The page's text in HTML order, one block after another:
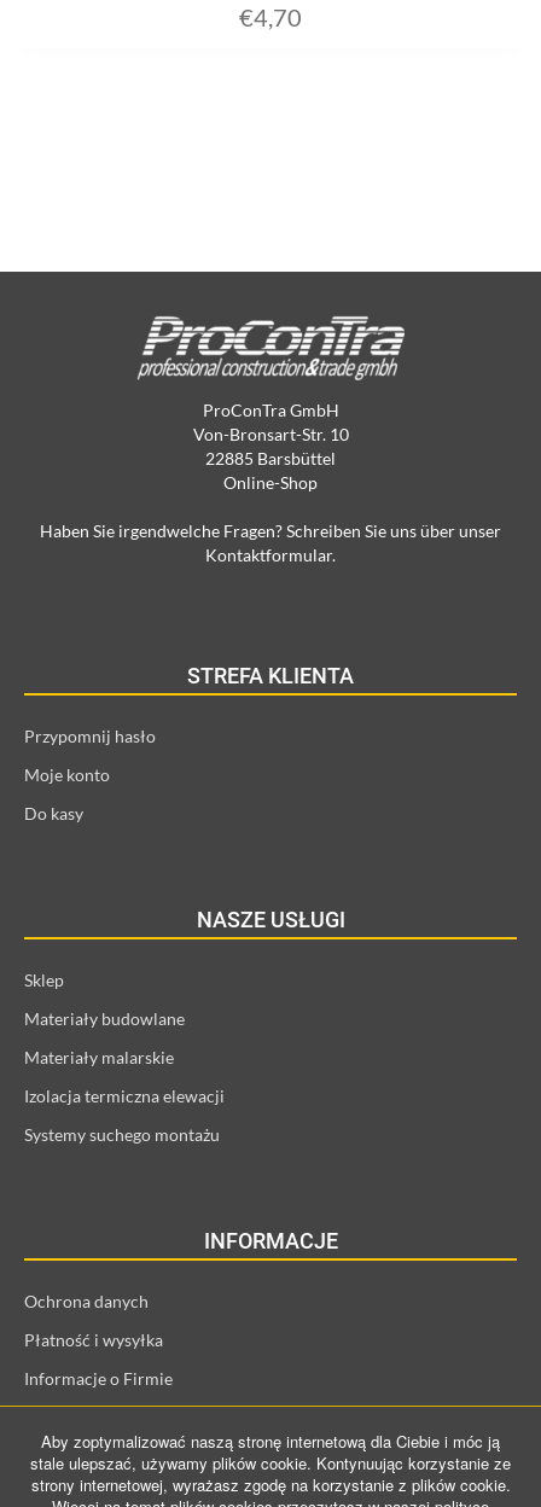
€4,70
ProConTra GmbH
Von-Bronsart-Str. 10
22885 Barsbüttel
Online-Shop
Haben Sie irgendwelche Fragen? Schreiben Sie uns über unser
Kontaktformular.
STREFA KLIENTA
Przypomnij hasło
Moje konto
Do kasy
NASZE USŁUGI
Sklep
Materiały budowlane
Materiały malarskie
Izolacja termiczna elewacji
Systemy suchego montażu
INFORMACJE
Ochrona danych
Płatność i wysyłka
Informacje o Firmie
Prawo odstąpienia od umowy
Aby zoptymalizować naszą stronę internetową dla Ciebie i móc ją
stale ulepszać, używamy plików cookie. Kontynuując korzystanie ze
strony internetowej, wyrażasz zgodę na korzystanie z plików cookie.